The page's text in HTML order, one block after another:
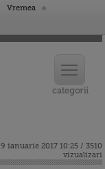
Vremea
9 ianuarie 2017 10:25 / 3510
vizualizari